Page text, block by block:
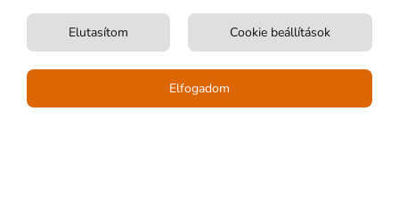
Adószám 12940549242
Email: info@projunior.hu
Elfogadom
Cookie beállítások
Elutasítom